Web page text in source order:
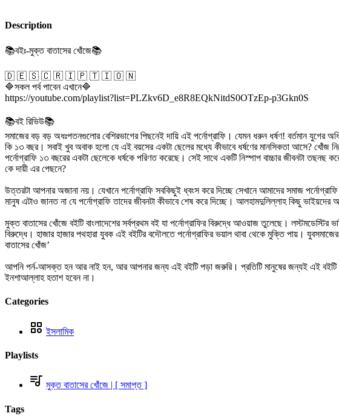
Description
📚বইঃ-মুক্ত বাতাসের খোঁজে📚
🇩 🇪 🇸 🇨 🇷 🇮 🇵 🇹 🇮 🇴 🇳
🔷সকল পর্ব পাবেন এখানে🔷
https://youtube.com/playlist?list=PLZkv6D_e8R8EQkNitdS0OTzEp-p3Gkn0S
📚বই রিভিউ📚
সমাজের বড় বড় অধঃপতনগুলোর বেশিরভাগের পিছনেই দায়ি এই পর্নোগ্রাফি। যেমন ধরুন ধর্ষণ! বর্তমান যুগের
কি ১৩ বছর। সবাই খুব অবাক হলো যে এই বয়সের একটা ছেলের মধ্যে কীভাবে ধর্ষণের মানসিকতা আসে? খোঁজ
পর্নোগ্রাফি ১৩ বছরের একটা ছেলেকে ধর্ষকে পরিণত করেছে। সেই সাথে একটি নিস্পাপ বাচ্চার জীবনটা
কে দায়ী এর পেছনে?
উত্তরটা আপনার অজানা নয়। যেখানে পর্নোগ্রাফি সবকিছুই ধ্বংস করে দিচ্ছে সেখানে আমাদের সমাজ
মানুষ এটাও জানত না যে পর্নোগ্রাফি তাদের জীবনটা কীভাবে শেষ করে দিচ্ছে। আলহামদুলিল্লাহ কিছু
মুক্ত বাতাসের খোঁজে বইটি বাংলাদেশের সর্বপ্রথম বই যা পর্নোগ্রাফির বিরুদ্ধে আওয়াজ তুলেছে।
বিরুদ্ধে। হাজার হাজার পথহারা যুবক এই বইটির বদৌলতে পর্নোগ্রাফির ভয়াল থাবা থেকে মুক্তি পায়।
বাতাসের খোঁজ’
আপনি পর্ন-আসক্ত হন আর নাই হন, আর আপনার জন্য এই বইটি পড়া জরুরি। প্রতিটি মানুষের জন্যই এই বইটি
ইনশাআল্লাহ হতাশ হবেন না।
Categories
ইসলামিক
Playlists
মুক্ত বাতাসের খোঁজে | [ সমাপ্ত ]
Tags